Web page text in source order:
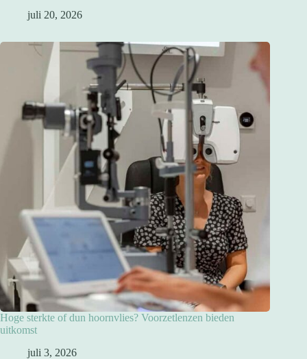
juli 20, 2026
Hoge sterkte of dun hoornvlies? Voorzetlenzen bieden
uitkomst
juli 3, 2026